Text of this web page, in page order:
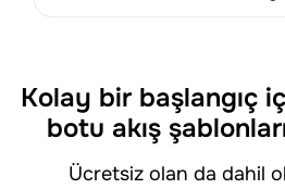
Kolay bir başlangıç
botu akış
Ücretsiz olan da dahil